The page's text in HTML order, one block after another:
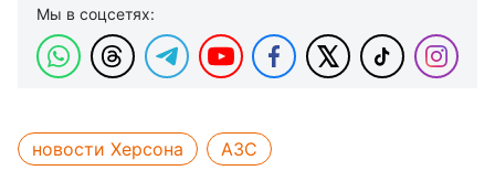
Мы в соцсетях:
новости Херсона АЗС